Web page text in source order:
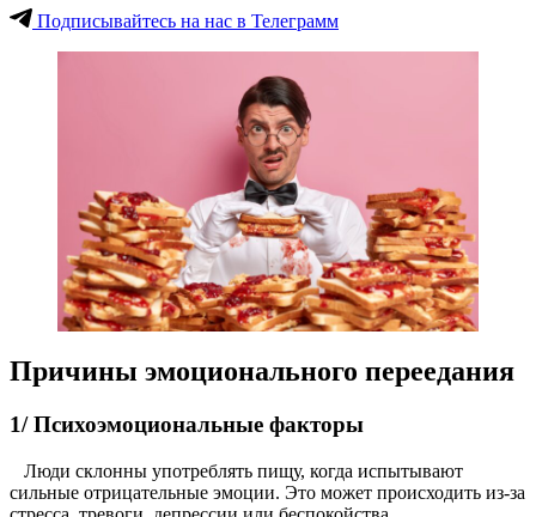
Подписывайтесь на нас в Телеграмм
Причины эмоционального переедания
1/ Психоэмоциональные факторы
Люди склонны употреблять пищу, когда испытывают
сильные отрицательные эмоции. Это может происходить из-за